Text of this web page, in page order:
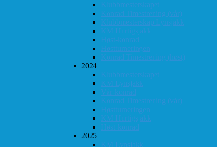
Klubbmesterskapet
Konrad Timestrening (vår)
Klubbmesterskap Lynsjakk
KM Hurtigsjakk
Høst-konrad
Høstturneringen
Konrad Timestrening (høst)
2024
Klubbmesterskapet
KM Lynsjakk
Vår-konrad
Konrad Timestrening (vår)
Høstturneringen
KM Hurtigsjakk
Høst-konrad
2025
KM Lynsjakk